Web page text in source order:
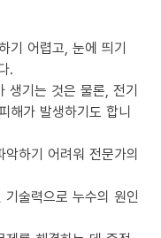
기 어렵고, 눈에 띄기
.
생기는 것은 물론, 전기
해가 발생하기도 합니
하기 어려워 전문가의
술력으로 누수의 원인